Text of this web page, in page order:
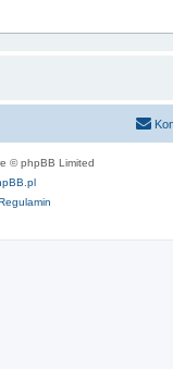
© phpBB Limited